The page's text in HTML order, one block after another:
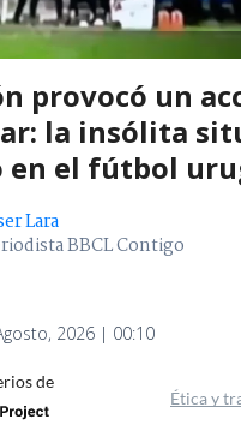
provocó un
la insólita
en el fútbol
Lara
BBCL Contigo
2026 | 00:10
de
Ética y